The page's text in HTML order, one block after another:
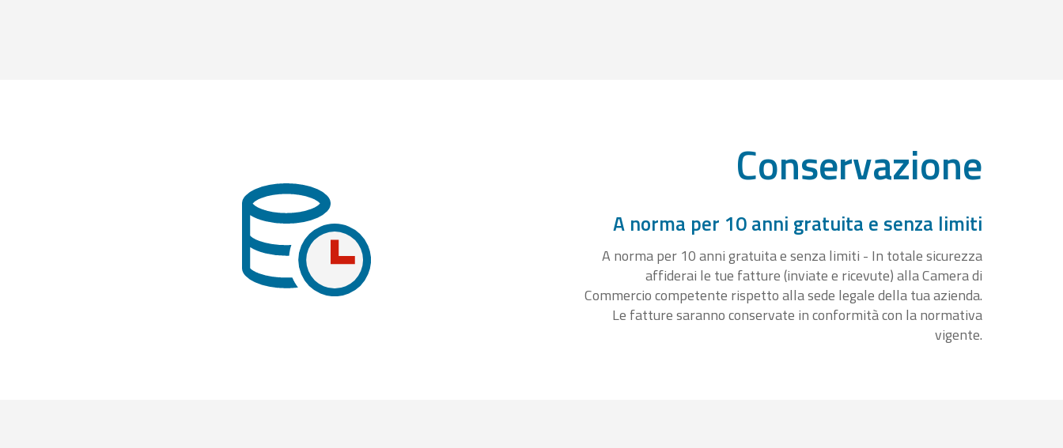
Conservazione
A norma per 10 anni gratuita e senza limiti
A norma per 10 anni gratuita e senza limiti - In totale sicurezza
affiderai le tue fatture (inviate e ricevute) alla Camera di
Commercio competente rispetto alla sede legale della tua azienda.
Le fatture saranno conservate in conformità con la normativa
vigente.